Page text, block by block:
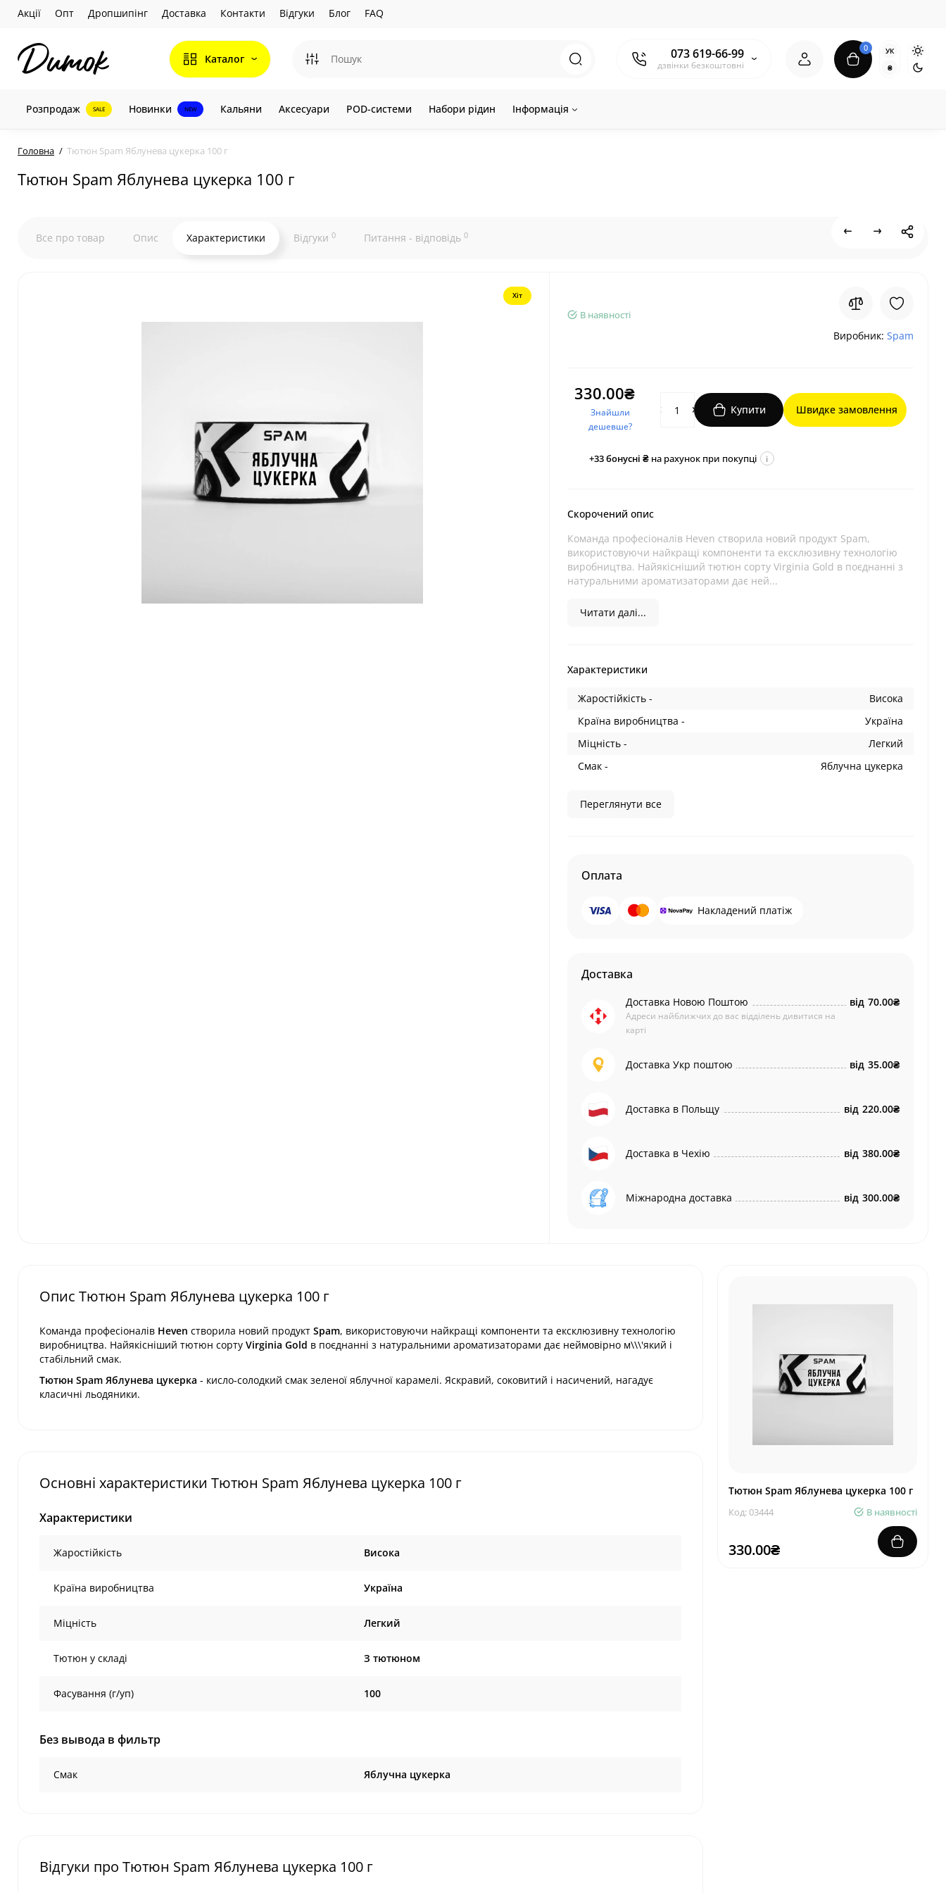
Акції Опт Дропшипінг Доставка Контакти Відгуки Блог FAQ
Каталог 073 619-66-99
дзвінки безкоштовні
0
УК
₴
Розпродаж SALE Новинки NEW Кальяни Аксесуари POD-системи Набори рідин Інформація
Головна Тютюн Spam Яблунева цукерка 100 г
Тютюн Spam Яблунева цукерка 100 г
Все про товар Опис Характеристики Відгуки 0 Питання - відповідь 0
Хіт
В наявності
Виробник: Spam
330.00₴
Знайшли
дешевше?
Купити Швидке замовлення
+33бонусні ₴на рахунок при покупці i
Скорочений опис
Команда професіоналів Heven створила новий продукт Spam,
використовуючи найкращі компоненти та ексклюзивну технологію
виробництва. Найякісніший тютюн сорту Virginia Gold в поєднанні з
натуральними ароматизаторами дає ней...
Читати далі...
Характеристики
Жаростійкість -
Висока
Країна виробництва -
Україна
Міцність -
Легкий
Смак -
Яблучна цукерка
Переглянути все
Оплата
Накладений платіж
Доставка
Доставка Новою Поштою
Адреси найближчих до вас відділень дивитися на
карті
від 70.00₴
Доставка Укр поштою від 35.00₴
Доставка в Польщу від 220.00₴
Доставка в Чехію від 380.00₴
Міжнародна доставка від 300.00₴
Опис Тютюн Spam Яблунева цукерка 100 г
Команда професіоналів Heven створила новий продукт Spam, використовуючи найкращі компоненти та ексклюзивну технологію
виробництва. Найякісніший тютюн сорту Virginia Gold в поєднанні з натуральними ароматизаторами дає неймовірно м\\\'який і
стабільний смак.
Тютюн Spam Яблунева цукерка - кисло-солодкий смак зеленої яблучної карамелі. Яскравий, соковитий і насичений, нагадує
класичні льодяники.
Основні характеристики Тютюн Spam Яблунева цукерка 100 г
Характеристики
Жаростійкість Висока
Країна виробництва Україна
Міцність Легкий
Тютюн у складі З тютюном
Фасування (г/уп) 100
Без вывода в фильтр
Смак Яблучна цукерка
Відгуки про Тютюн Spam Яблунева цукерка 100 г
Тютюн Spam Яблунева цукерка 100 г
Код: 03444 В наявності
330.00₴